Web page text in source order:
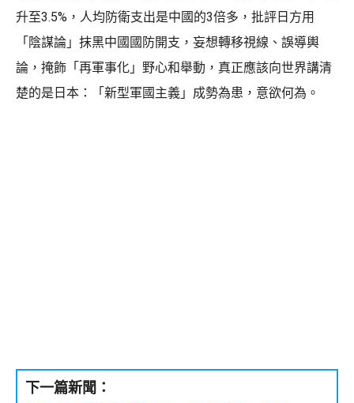
升至3.5%，人均防衛支出是中國的3倍多，批評日方用
「陰謀論」抹黑中國國防開支，妄想轉移視線、誤導輿
論，掩飾「再軍事化」野心和舉動，真正應該向世界講清
楚的是日本：「新型軍國主義」成勢為患，意欲何為。
下一篇新聞：